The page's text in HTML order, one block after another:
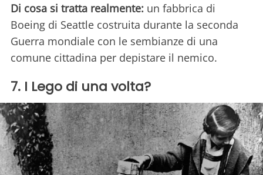
Di cosa si tratta realmente: un fabbrica di
Boeing di Seattle costruita durante la seconda
Guerra mondiale con le sembianze di una
comune cittadina per depistare il nemico.
7. I Lego di una volta?